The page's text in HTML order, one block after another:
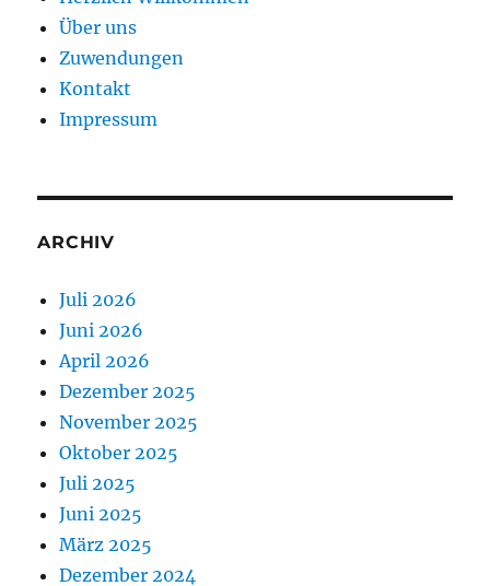
Über uns
Zuwendungen
Kontakt
Impressum
ARCHIV
Juli 2026
Juni 2026
April 2026
Dezember 2025
November 2025
Oktober 2025
Juli 2025
Juni 2025
März 2025
Dezember 2024